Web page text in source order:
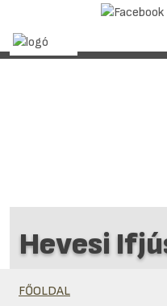
Hevesi
FŐOLDAL